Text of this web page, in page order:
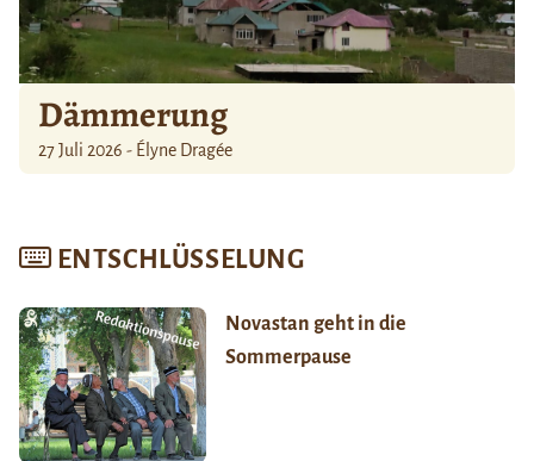
Dämmerung
27 Juli 2026 - Élyne Dragée
ENTSCHLÜSSELUNG
Novastan geht in die
Sommerpause